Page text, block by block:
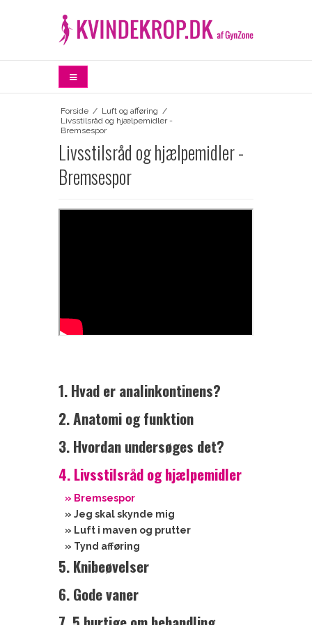
Forside / Luft og afføring /
Livsstilsråd og hjælpemidler -
Bremsespor
Livsstilsråd og hjælpemidler -
Bremsespor
1. Hvad er analinkontinens?
2. Anatomi og funktion
3. Hvordan undersøges det?
4. Livsstilsråd og hjælpemidler
» Bremsespor
» Jeg skal skynde mig
» Luft i maven og prutter
» Tynd afføring
5. Knibeøvelser
6. Gode vaner